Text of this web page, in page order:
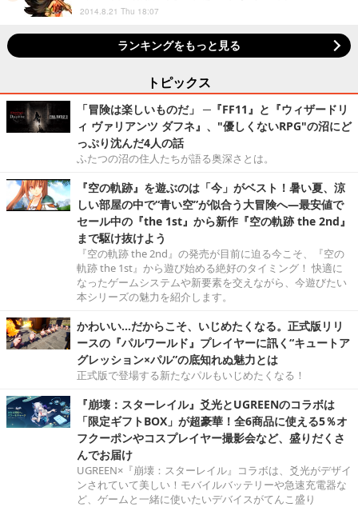
2014.8.21 Thu 18:07
ランキングをもっと見る
トピックス
「冒険は楽しいものだ」 ─『FF11』と『ウィザードリ
ィ ヴァリアンツ ダフネ』、"優しくないRPG"の沼にど
っぷり沈んだ4人の話
ふたつの沼の住人たちが語る奥深さとは。
『空の軌跡』を遊ぶのは「今」がベスト！暑い夏、涼
しい部屋の中で“青い空”が似合う大冒険へ―最安値で
セール中の『the 1st』から新作『空の軌跡 the 2nd』
まで駆け抜けよう
『空の軌跡 the 2nd』の発売が目前に迫る今こそ、『空の
軌跡 the 1st』から遊び始める絶好のタイミング！ 快適に
なったゲームシステムや新要素を交えながら、今遊びたい
本シリーズの魅力を紹介します。
かわいい…だからこそ、いじめたくなる。正式版リリ
ースの『パルワールド』プレイヤーに訊く“キュートア
グレッション×パル”の底知れぬ魅力とは
正式版で登場する新たなパルもいじめたくなる！
『崩壊：スターレイル』爻光とUGREENのコラボは
「限定ギフトBOX」が超豪華！全6商品に使える5％オ
フクーポンやコスプレイヤー撮影会など、盛りだくさ
んでお届け
UGREEN×『崩壊：スターレイル』コラボは、爻光がデザイ
ンされていて美しい！モバイルバッテリーや急速充電器な
ど、ゲームと一緒に使いたいデバイスがてんこ盛り